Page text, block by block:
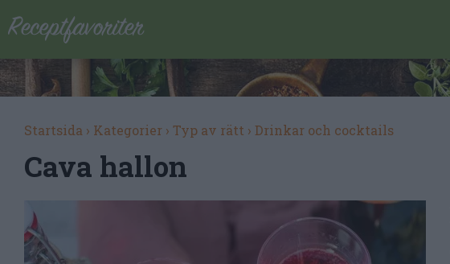
Startsida › Kategorier › Typ av rätt › Drinkar och cocktails
Cava hallon